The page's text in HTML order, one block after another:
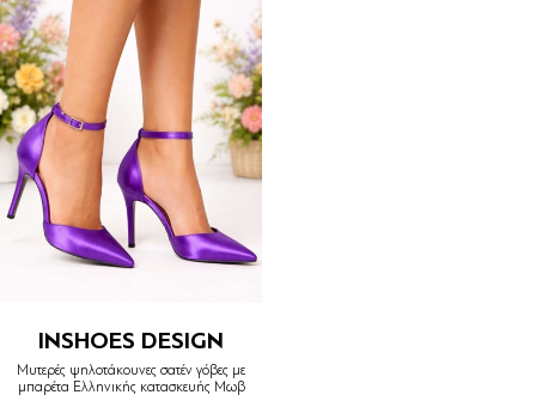
INSHOES DESIGN
Μυτερές ψηλοτάκουνες σατέν γόβες με
μπαρέτα Ελληνικής κατασκευής Μωβ